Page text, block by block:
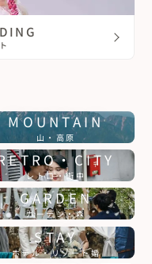
MOUNTAIN
山・高原
・CITY
レトロ・街中
GARDEN
ガーデン・森
STAY
ホテル・リゾート婚